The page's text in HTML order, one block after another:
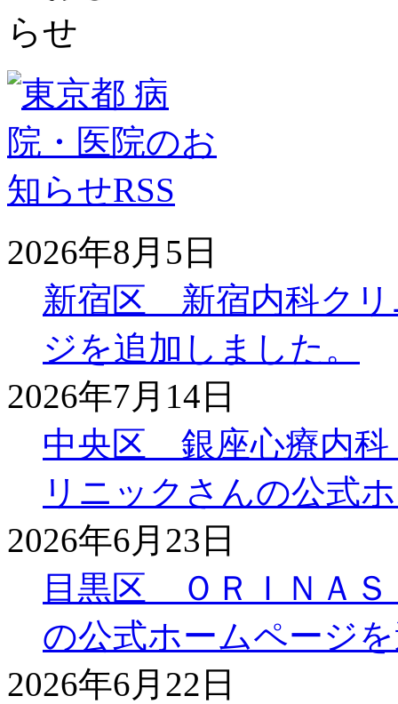
2026年8月5日
新宿区 新宿内科クリ
ジを追加しました。
2026年7月14日
中央区 銀座心療内科
リニックさんの公式
2026年6月23日
目黒区 ＯＲＩＮＡ
の公式ホームページ
2026年6月22日